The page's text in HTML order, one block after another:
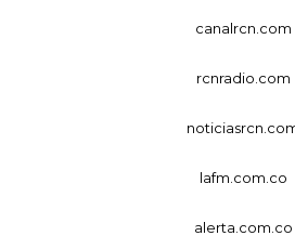
canalrcn.com
rcnradio.com
lafm.com.co
alerta.com.co